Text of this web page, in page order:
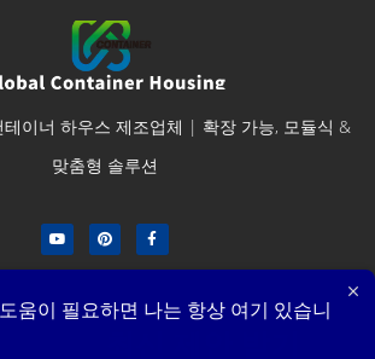
이너 하우스 제조업체 | 확장 가능, 모듈식 &
맞춤형 솔루션
움이 필요하면 나는 항상 여기 있습니